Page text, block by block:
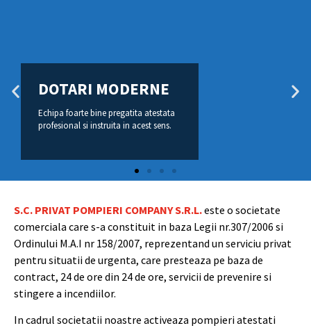
DOTARI MODERNE
Echipa foarte bine pregatita atestata
profesional si instruita in acest sens.
PROFESIONALISM
Echipa foarte bine pregatita atestata
profesional si instruita in acest sens
DOTARI MODERNE
Echipa foarte bine pregatita atestata
profesional si instruita in acest sens
DOTARI MODERNE
Echipa foarte bine pregatita atestata
profesional si instruita in acest sens
DOTARI MODERNE
Echipa foarte bine pregatita atestata
profesional si instruita in acest sens.
PROFESIONALISM
Echipa foarte bine pregatita atestata
profesional si instruita in acest sens
DOTARI MODERNE
Echipa foarte bine pregatita atestata
profesional si instruita in acest sens
DOTARI MODERNE
Echipa foarte bine pregatita atestata
profesional si instruita in acest sens
DOTARI MODERNE
Echipa foarte bine pregatita atestata
profesional si instruita in acest sens.
PROFESIONALISM
Echipa foarte bine pregatita atestata
profesional si instruita in acest sens
DOTARI MODERNE
Echipa foarte bine pregatita atestata
profesional si instruita in acest sens
DOTARI MODERNE
Echipa foarte bine pregatita atestata
profesional si instruita in acest sens
S.C. PRIVAT POMPIERI COMPANY S.R.L.este o societate
comerciala care s-a constituit in baza Legii nr.307/2006 si
Ordinului M.A.I nr 158/2007, reprezentand un serviciu privat
pentru situatii de urgenta, care presteaza pe baza de
contract, 24 de ore din 24 de ore, servicii de prevenire si
stingere a incendiilor.
In cadrul societatii noastre activeaza pompieri atestati